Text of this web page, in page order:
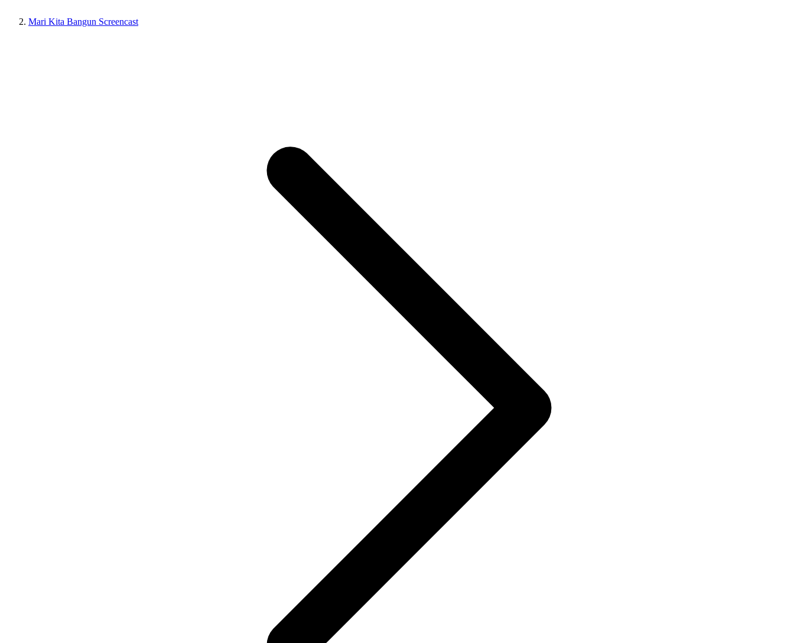
Mari Kita Bangun Screencast